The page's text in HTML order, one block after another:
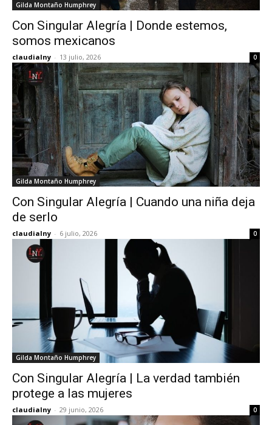
Gilda Montaño Humphrey
Con Singular Alegría | Donde estemos,
somos mexicanos
claudialny - 13 julio, 2026 0
Gilda Montaño Humphrey
Con Singular Alegría | Cuando una niña deja
de serlo
claudialny - 6 julio, 2026 0
Gilda Montaño Humphrey
Con Singular Alegría | La verdad también
protege a las mujeres
claudialny - 29 junio, 2026 0